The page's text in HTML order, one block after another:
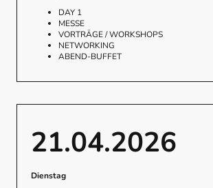
DAY 1
MESSE
VORTRÄGE / WORKSHOPS
NETWORKING
ABEND-BUFFET
21.04.2026
Dienstag